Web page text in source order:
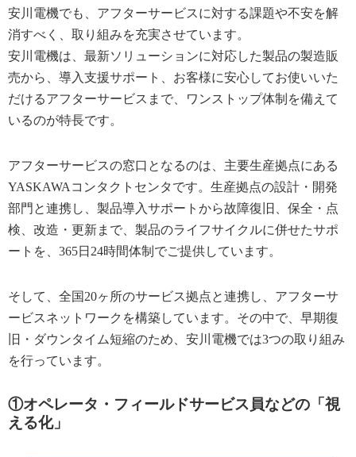
安川電機でも、アフターサービスに対する課題や不安を解
消すべく、取り組みを充実させています。
安川電機は、最新ソリューションに対応した製品の製造販
売から、導入支援サポート、お客様に安心してお使いいた
だけるアフターサービスまで、ワンストップ体制を備えて
いるのが特長です。
アフターサービスの窓口となるのは、主要生産拠点にある
YASKAWAコンタクトセンタです。生産拠点の設計・開発
部門と連携し、製品導入サポートから故障復旧、保全・点
検、改造・更新まで、製品のライフサイクルに併せたサポ
ートを、365日24時間体制でご提供しています。
そして、全国20ヶ所のサービス拠点と連携し、アフターサ
ービスネットワークを構築しています。その中で、早期復
旧・ダウンタイム短縮のため、安川電機では3つの取り組み
を行っています。
①オペレータ・フィールドサービス員などの「視
える化」